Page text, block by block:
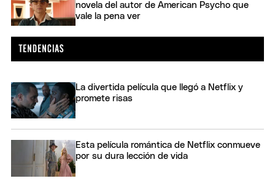
novela del autor de American Psycho que
vale la pena ver
La divertida película que llegó a Netflix y
promete risas
Esta película romántica de Netflix conmueve
por su dura lección de vida